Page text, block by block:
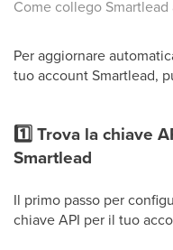
Come collego Smartlead
Per aggiornare
tuo account Smartlead,
1️⃣ Trova la chiave
Smartlead
Il primo passo per
chiave API per il tuo